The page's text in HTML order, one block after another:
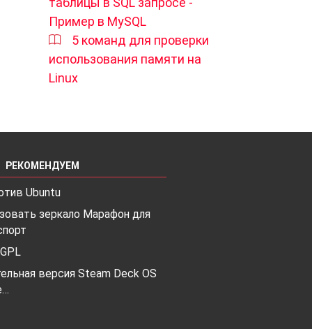
Пример в MySQL
5 команд для проверки
использования памяти на
Linux
РЕКОМЕНДУЕМ
Ubuntu
зеркало Марафон для
версия Steam Deck OS